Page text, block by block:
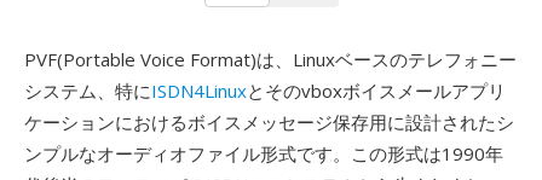
PVF(Portable Voice Format)は、Linuxベースのテレフォニー
システム、特にISDN4Linuxとそのvboxボイスメールアプリ
ケーションにおけるボイスメッセージ保存用に設計されたシ
ンプルなオーディオファイル形式です。この形式は1990年